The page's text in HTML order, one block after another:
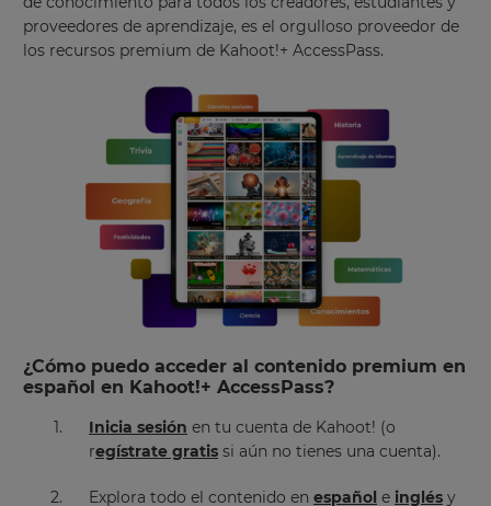
proveedores de aprendizaje, es el orgulloso proveedor de
los recursos premium de Kahoot!+ AccessPass.
¿Cómo puedo acceder al contenido premium en
español en Kahoot!+ AccessPass?
Inicia sesión en tu cuenta de Kahoot! (o
regístrate gratis si aún no tienes una cuenta).
Explora todo el contenido en español e inglés y